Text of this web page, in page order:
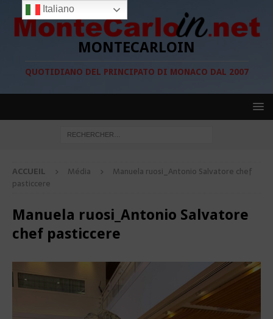
MONTECARLOIN
QUOTIDIANO DEL PRINCIPATO DI MONACO DAL 2007
ACCUEIL Média
Manuela ruosi_Antonio Salvatore chef
pasticcere
Manuela ruosi_Antonio Salvatore
chef pasticcere
Italiano